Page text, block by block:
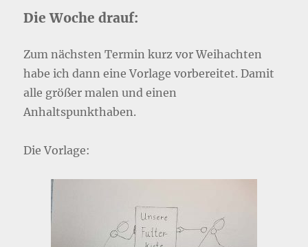
Die Woche drauf:
Zum nächsten Termin kurz vor Weihachten
habe ich dann eine Vorlage vorbereitet. Damit
alle größer malen und einen
Anhaltspunkthaben.
Die Vorlage: